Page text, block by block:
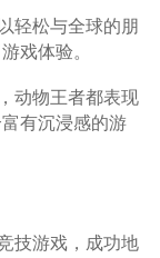
轻松与全球的朋
戏体验。
动物王者都表现
有沉浸感的游
技游戏，成功地